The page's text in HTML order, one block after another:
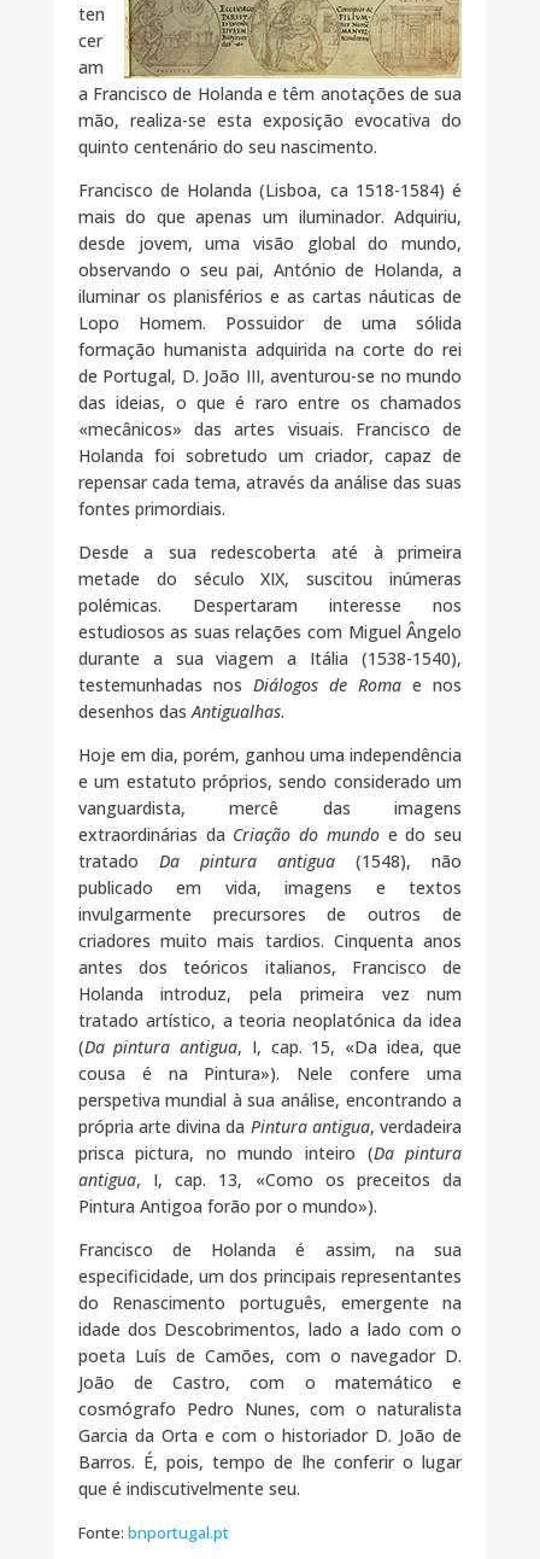
ten
cer
am
a Francisco de Holanda e têm anotações de sua
mão, realiza-se esta exposição evocativa do
quinto centenário do seu nascimento.
Francisco de Holanda (Lisboa, ca 1518-1584) é
mais do que apenas um iluminador. Adquiriu,
desde jovem, uma visão global do mundo,
observando o seu pai, António de Holanda, a
iluminar os planisférios e as cartas náuticas de
Lopo Homem. Possuidor de uma sólida
formação humanista adquirida na corte do rei
de Portugal, D. João III, aventurou-se no mundo
das ideias, o que é raro entre os chamados
«mecânicos» das artes visuais. Francisco de
Holanda foi sobretudo um criador, capaz de
repensar cada tema, através da análise das suas
fontes primordiais.
Desde a sua redescoberta até à primeira
metade do século XIX, suscitou inúmeras
polémicas. Despertaram interesse nos
estudiosos as suas relações com Miguel Ângelo
durante a sua viagem a Itália (1538-1540),
testemunhadas nos Diálogos de Roma e nos
desenhos dasAntigualhas.
Hoje em dia, porém, ganhou uma independência
e um estatuto próprios, sendo considerado um
vanguardista, mercê das imagens
extraordinárias da Criação do mundoe do seu
tratado Da pintura antigua (1548), não
publicado em vida, imagens e textos
invulgarmente precursores de outros de
criadores muito mais tardios. Cinquenta anos
antes dos teóricos italianos, Francisco de
Holanda introduz, pela primeira vez num
tratado artístico, a teoria neoplatónica da idea
(Da pintura antigua, I, cap. 15, «Da idea, que
cousa é na Pintura»). Nele confere uma
perspetiva mundial à sua análise, encontrando a
própria arte divina da Pintura antigua, verdadeira
prisca pictura, no mundo inteiro (Da pintura
antigua, I, cap. 13, «Como os preceitos da
Pintura Antigoa forão por o mundo»).
Francisco de Holanda é assim, na sua
especificidade, um dos principais representantes
do Renascimento português, emergente na
idade dos Descobrimentos, lado a lado com o
poeta Luís de Camões, com o navegador D.
João de Castro, com o matemático e
cosmógrafo Pedro Nunes, com o naturalista
Garcia da Orta e com o historiador D. João de
Barros. É, pois, tempo de lhe conferir o lugar
que é indiscutivelmente seu.
Fonte: bnportugal.pt